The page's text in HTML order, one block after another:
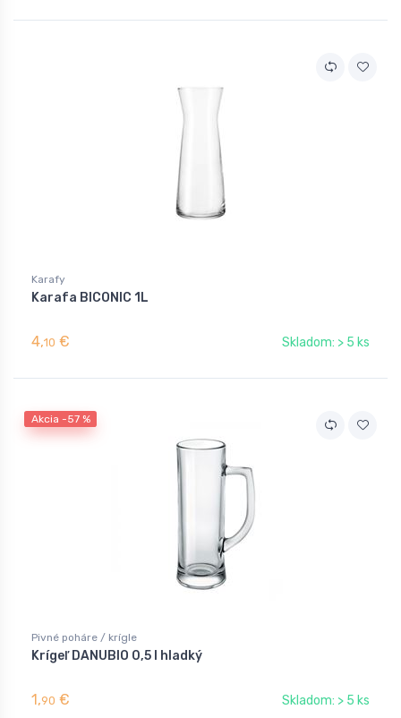
Karafy
Karafa BICONIC 1L
4,10 € Skladom: > 5 ks
Akcia -57 %
Pivné poháre / krígle
Krígeľ DANUBIO 0,5 l hladký
1,90 € Skladom: > 5 ks